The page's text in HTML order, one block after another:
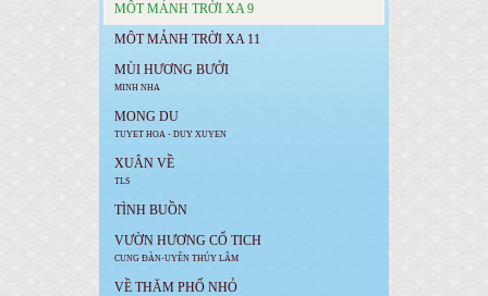
MÔT MẢNH TRỜI XA 9
MÔT MẢNH TRỜI XA 11
MÙI HƯƠNG BƯỞI
MINH NHA
MONG DU
TUYET HOA - DUY XUYEN
XUÂN VỀ
TLS
TÌNH BUỒN
VƯỜN HƯƠNG CỔ TICH
CUNG ĐÀN-UYÊN THÚY LÂM
VỀ THĂM PHỐ NHỎ